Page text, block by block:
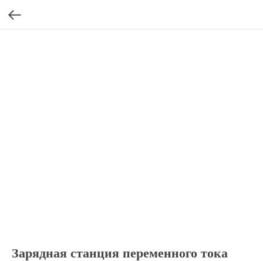
Зарядная станция переменного тока